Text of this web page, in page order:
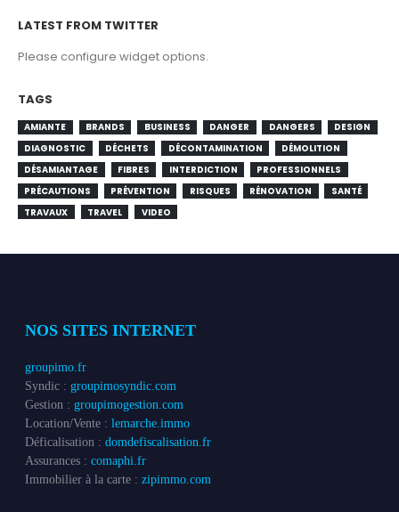
LATEST FROM TWITTER
Please configure widget options.
TAGS
AMIANTE BRANDS BUSINESS DANGER DANGERS
DESIGN
DIAGNOSTIC
DÉCHETS DÉCONTAMINATION
DÉMOLITION
DÉSAMIANTAGE
FIBRES INTERDICTION
PROFESSIONNELS
PRÉCAUTIONS
PRÉVENTION RISQUES RÉNOVATION
SANTÉ
TRAVAUX
TRAVEL VIDEO
NOS SITES INTERNET
groupimo.fr
Syndic :groupimosyndic.com
Gestion :groupimogestion.com
Location/Vente :lemarche.immo
Déficalisation :domdefiscalisation.fr
Assurances :comaphi.fr
Immobilier à la carte :zipimmo.com